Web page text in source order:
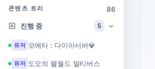
콘텐츠 트리
86
진행 중
5
유저 모에타 : 다이아서버💎
유저 도오의 팰월드 멀티버스